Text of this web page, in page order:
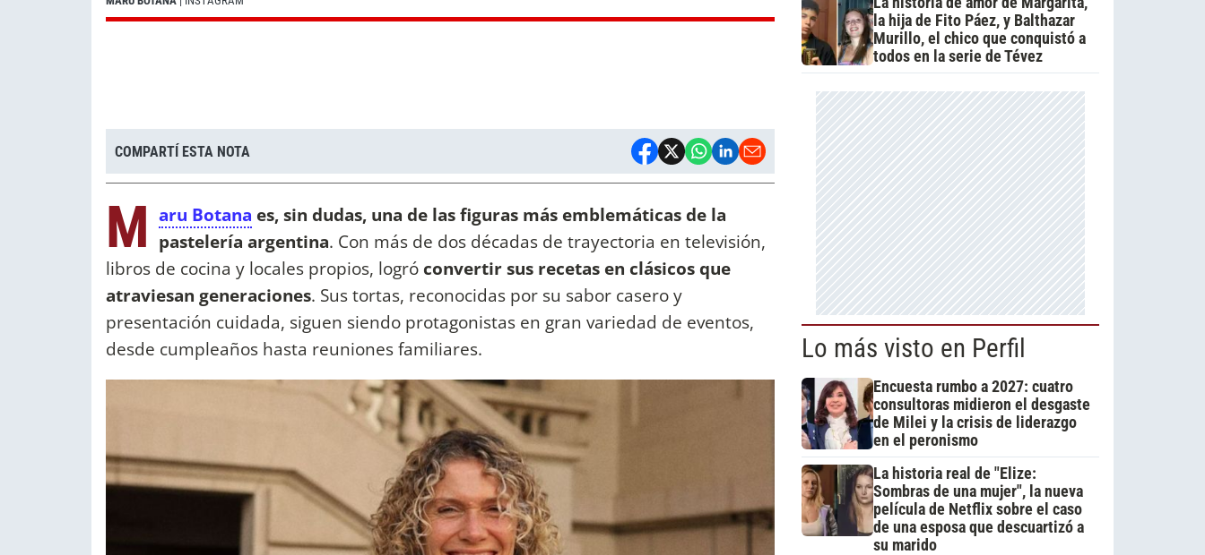
COMPARTÍ ESTA NOTA
M aru Botana es, sin dudas, una de las figuras más emblemáticas de la
pastelería argentina. Con más de dos décadas de trayectoria en televisión,
libros de cocina y locales propios, logró convertir sus recetas en clásicos que
atraviesan generaciones. Sus tortas, reconocidas por su sabor casero y
presentación cuidada, siguen siendo protagonistas en gran variedad de eventos,
desde cumpleaños hasta reuniones familiares.
la hija de Fito Páez, y Balthazar
Murillo, el chico que conquistó a
todos en la serie de Tévez
Lo más visto en Perfil
Encuesta rumbo a 2027: cuatro
consultoras midieron el desgaste
de Milei y la crisis de liderazgo
en el peronismo
La historia real de "Elize:
Sombras de una mujer", la nueva
película de Netflix sobre el caso
de una esposa que descuartizó a
su marido